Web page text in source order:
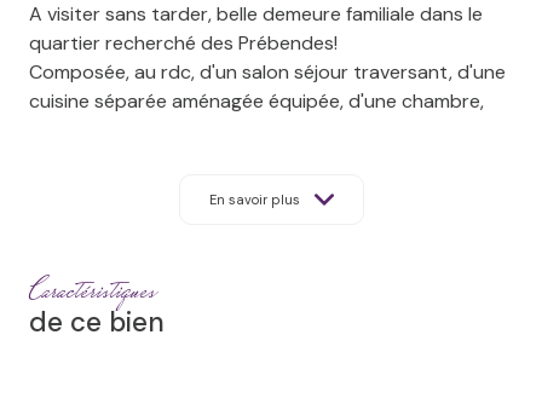
A visiter sans tarder, belle demeure familiale dans le
quartier recherché des Prébendes!
Composée, au rdc, d'un salon séjour traversant, d'une
cuisine séparée aménagée équipée, d'une chambre,
parentales et des WC séparés.
votre véhicule aisément. Le 2ème accès par le jardin
est un plus, pour y stocker le matériel de jardin... La
cave en sous-sol s'étend tout le long de la maison.
En savoir plus
Caractéristiques
de ce bien